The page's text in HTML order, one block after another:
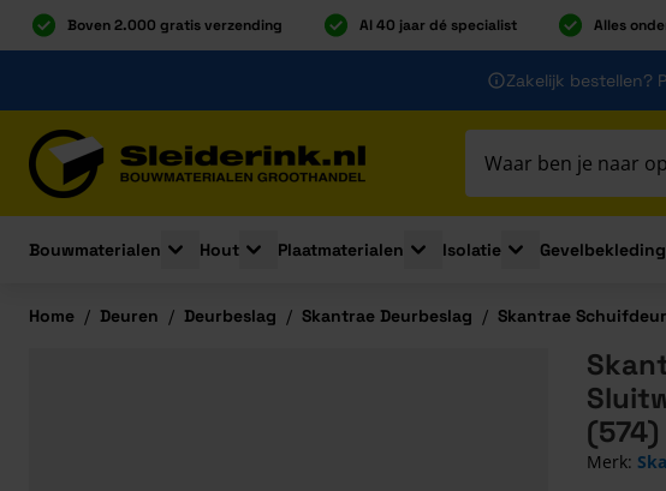
Boven 2.000 gratis verzending Al 40 jaar dé specialist Alles
Zakelijk bestellen?
Bouwmaterialen
Toggle submenu for Bouwmaterialen
Hout
Toggle submenu for Hout
Plaatmaterialen
Toggle submenu for
Isolatie
Toggle submenu
Gevelbekleding
Home / Deuren / Deurbeslag / Skantrae Deurbeslag / Skantrae
(574)
Merk: